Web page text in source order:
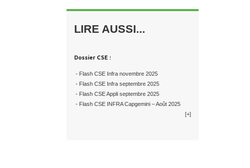
LIRE AUSSI...
Dossier CSE :
- Flash CSE Infra novembre 2025
- Flash CSE Infra septembre 2025
- Flash CSE Appli septembre 2025
- Flash CSE INFRA Capgemini – Août 2025
[+]